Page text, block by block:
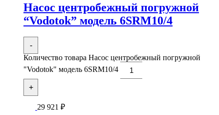
Насос центробежный погружной
“Vodotok” модель 6SRM10/4
-
Количество товара Насос центробежный погружной
"Vodotok" модель 6SRM10/4
+
29 921 ₽